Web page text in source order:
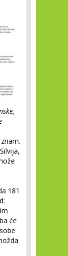
181
će